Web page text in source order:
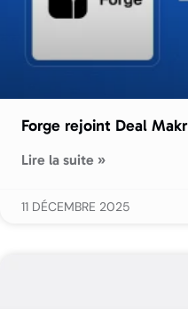
Forge rejoint Deal Makr
Lire la suite »
11 DÉCEMBRE 2025